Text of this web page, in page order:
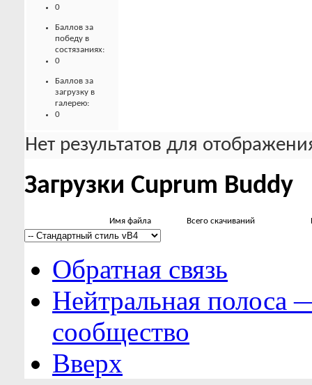
0
Баллов за
победу в
состязаниях:
0
Баллов за
загрузку в
галерею:
0
Нет результатов для
Загрузки Cuprum Buddy
Имя файла Всего скачиваний
Обратная связь
Нейтральная полоса
сообщество
Вверх